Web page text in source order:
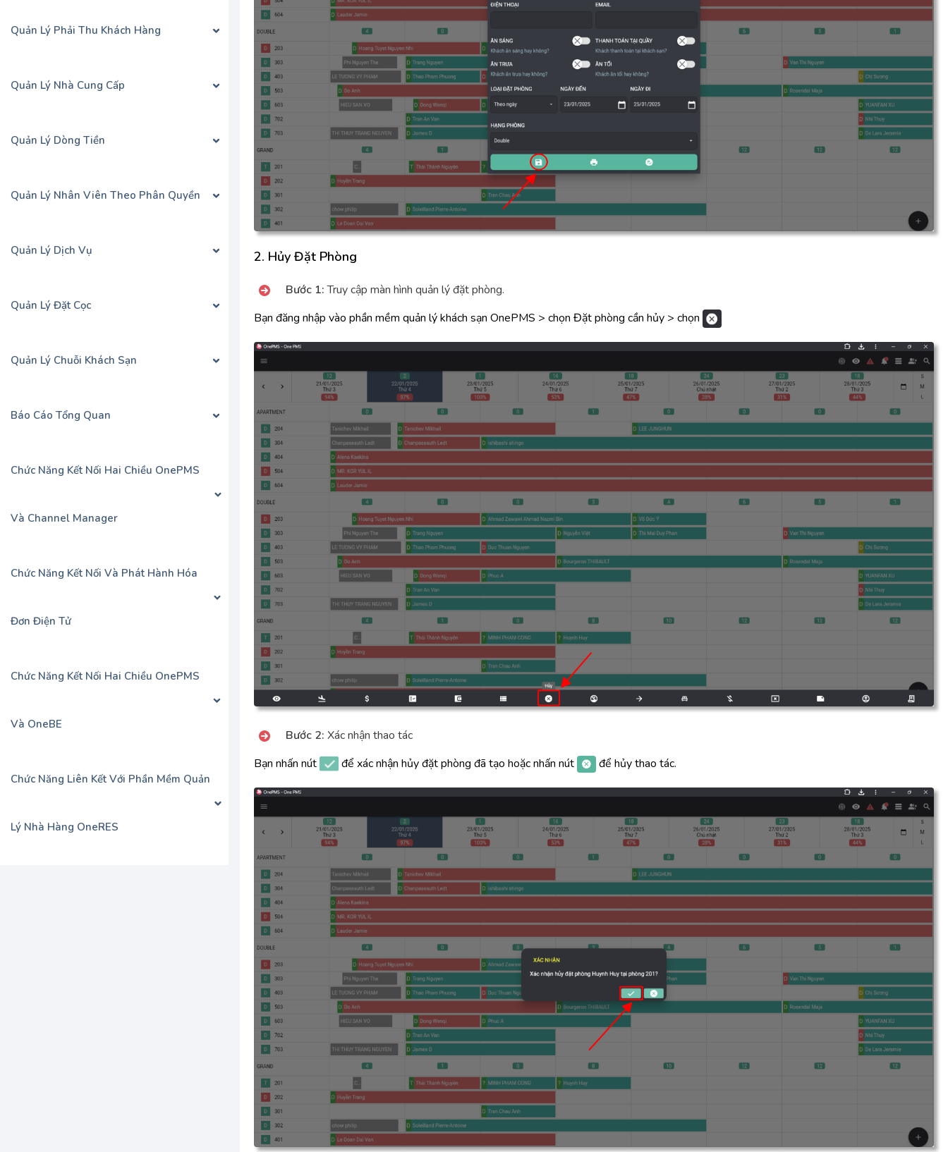
Quản Lý Phải Thu Khách Hàng
Quản Lý Nhà Cung Cấp
Quản Lý Dòng Tiền
Quản Lý Nhân Viên Theo Phân Quyền
Quản Lý Dịch Vụ
Quản Lý Đặt Cọc
Quản Lý Chuỗi Khách Sạn
Báo Cáo Tổng Quan
Chức Năng Kết Nối Hai Chiều OnePMS
Và Channel Manager
Chức Năng Kết Nối Và Phát Hành Hóa
Đơn Điện Tử
Chức Năng Kết Nối Hai Chiều OnePMS
Và OneBE
Chức Năng Liên Kết Với Phần Mềm Quản
Lý Nhà Hàng OneRES
2. Hủy Đặt Phòng
Bước 1:Truy cập màn hình quản lý đặt phòng.
Bạn đăng nhập vào phần mềm quản lý khách sạn OnePMS > chọn Đặt phòng cần hủy > chọn
Bước 2: Xác nhận thao tác
Bạn nhấn nút
để xác nhận hủy đặt phòng đã tạo hoặc nhấn nút để hủy thao tác.